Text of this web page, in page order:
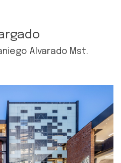
Alvarado Mst.